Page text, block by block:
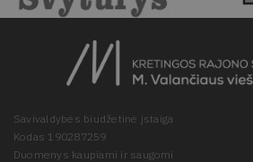
Savivaldybės biudžetinė įstaiga
Kodas 190287259
Duomenys kaupiami ir saugomi